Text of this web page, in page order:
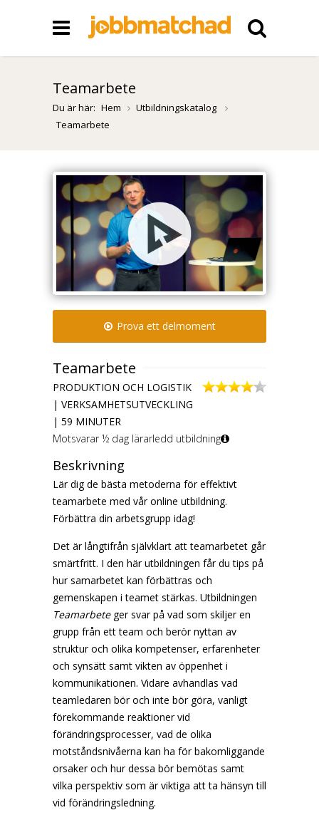
Teamarbete
Du är här: Hem
Utbildningskatalog
Teamarbete
Prova ett delmoment
Teamarbete
PRODUKTION OCH LOGISTIK
| VERKSAMHETSUTVECKLING
| 59 MINUTER
Motsvarar ½ dag lärarledd utbildning
Beskrivning
Lär dig de bästa metoderna för effektivt
teamarbete med vår online utbildning.
Förbättra din arbetsgrupp idag!
Det är långtifrån självklart att teamarbetet går
smärtfritt. I den här utbildningen får du tips på
hur samarbetet kan förbättras och
gemenskapen i teamet stärkas. Utbildningen
Teamarbete ger svar på vad som skiljer en
grupp från ett team och berör nyttan av
struktur och olika kompetenser, erfarenheter
och synsätt samt vikten av öppenhet i
kommunikationen. Vidare avhandlas vad
teamledaren bör och inte bör göra, vanligt
förekommande reaktioner vid
förändringsprocesser, vad de olika
motståndsnivåerna kan ha för bakomliggande
orsaker och hur dessa bör bemötas samt
vilka perspektiv som är viktiga att ta hänsyn till
vid förändringsledning.